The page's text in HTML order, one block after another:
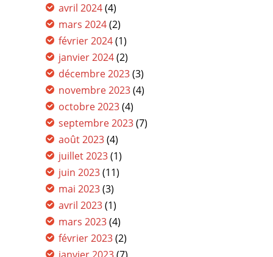
avril 2024(4)
mars 2024(2)
février 2024(1)
janvier 2024(2)
décembre 2023(3)
novembre 2023(4)
octobre 2023(4)
septembre 2023(7)
août 2023(4)
juillet 2023(1)
juin 2023(11)
mai 2023(3)
avril 2023(1)
mars 2023(4)
février 2023(2)